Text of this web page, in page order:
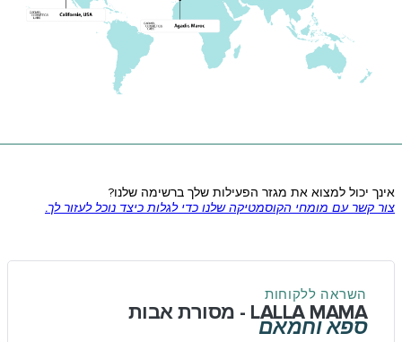
אינך יכול למצוא את מגזר הפעילות שלך ברשימה שלנו?
צור קשר עם מומחי הקוסמטיקה שלנו כדי לגלות כיצד נוכל לעזור לך.
השראה ללקוחות
LALLA MAMA - מסורת אבות
ספא וחמאם